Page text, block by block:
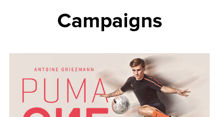
Campaigns